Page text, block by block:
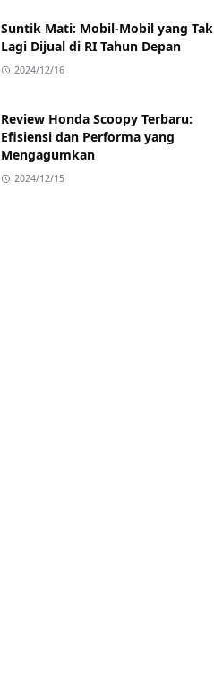
Suntik Mati: Mobil-Mobil yang Tak
Lagi Dijual di RI Tahun Depan
2024/12/16
Review Honda Scoopy Terbaru:
Efisiensi dan Performa yang
Mengagumkan
2024/12/15